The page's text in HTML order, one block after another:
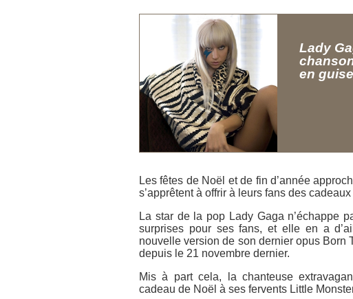
Lady
en
Les fêtes de Noël et de fin d’année
s’apprêtent à offrir à leurs fans des
La star de la pop Lady Gaga n’échappe
surprises pour ses fans, et elle en a
nouvelle version de son dernier opus Born
depuis le 21 novembre dernier.
Mis à part cela, la chanteuse
cadeau de Noël à ses fervents Little